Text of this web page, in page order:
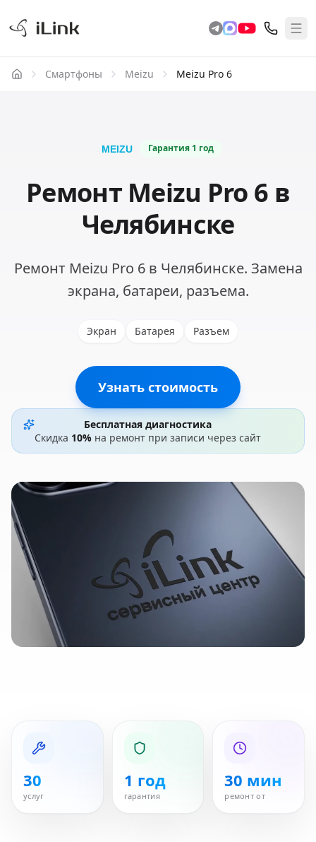
Смартфоны Meizu Meizu Pro 6
Гарантия 1 год
Ремонт Meizu Pro 6 в
Челябинске
Ремонт Meizu Pro 6 в Челябинске. Замена
экрана, батареи, разъема.
Экран Батарея Разъем
Узнать стоимость
Бесплатная диагностика
Скидка 10% на ремонт при записи через сайт
30
услуг
1 год
гарантия
30 мин
ремонт от